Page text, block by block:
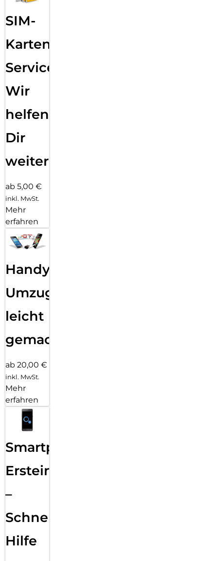
SIM-
Karten
Service:
Wir
helfen
Dir
weiter
ab 5,00 €
inkl. MwSt.
Mehr
erfahren
Handy
Umzug
leicht
gemacht!
ab 20,00 €
inkl. MwSt.
Mehr
erfahren
Smartphone
Ersteinrichtung
–
Schnelle
Hilfe